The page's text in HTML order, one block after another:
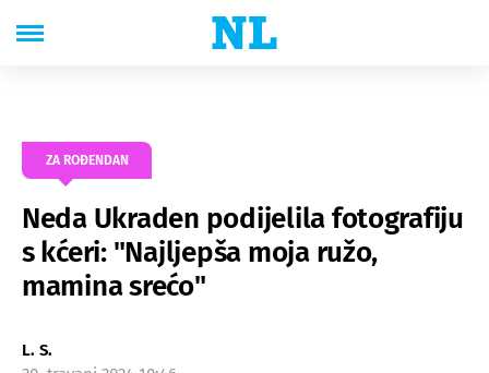
ZA ROĐENDAN
Neda Ukraden podijelila fotografiju
s kćeri: "Najljepša moja ružo,
mamina srećo"
L. S.